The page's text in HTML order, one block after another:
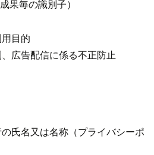
果毎の識別子）
目的
広告配信に係る不正防止
氏名又は名称（プライバシーポ